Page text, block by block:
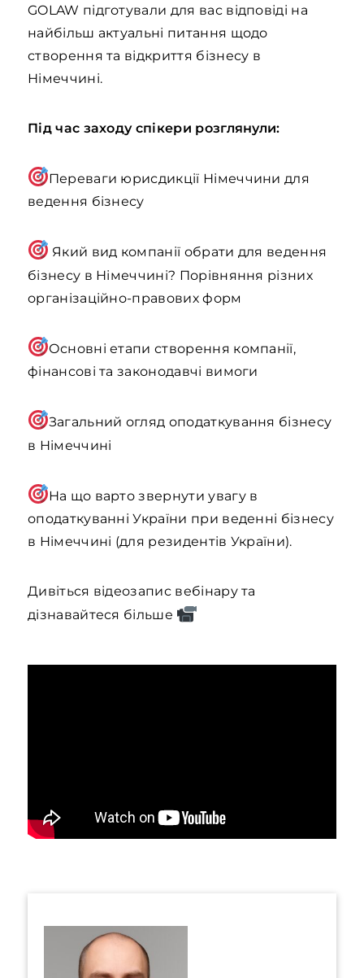
GOLAW підготували для вас відповіді на
найбільш актуальні питання щодо
створення та відкриття бізнесу в
Німеччині.
Під час заходу спікери розглянули:
Переваги юрисдикції Німеччини для
ведення бізнесу
Який вид компанії обрати для ведення
бізнесу в Німеччині? Порівняння різних
організаційно-правових форм
Основні етапи створення компанії,
фінансові та законодавчі вимоги
Загальний огляд оподаткування бізнесу
в Німеччині
На що варто звернути увагу в
оподаткуванні України при веденні бізнесу
в Німеччині (для резидентів України).
Дивіться відеозапис вебінару та
дізнавайтеся більше